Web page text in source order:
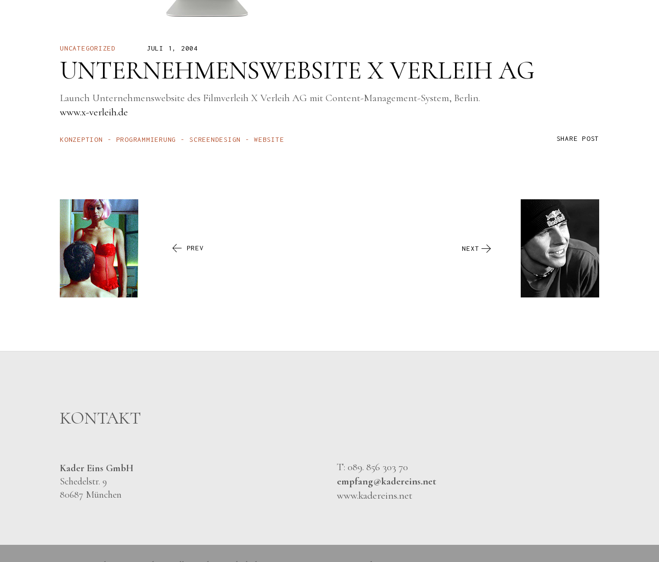
UNCATEGORIZED JULI 1, 2004
UNTERNEHMENSWEBSITE X VERLEIH AG
Launch Unternehmenswebsite des Filmverleih X Verleih AG mit Content-Management-System, Berlin.
www.x-verleih.de
KONZEPTION PROGRAMMIERUNG SCREENDESIGN WEBSITE SHARE POST
PREV NEXT
KONTAKT
Kader Eins GmbH
Schedelstr. 9
80687 München
T: 089. 856 303 70
empfang@kadereins.net
www.kadereins.net